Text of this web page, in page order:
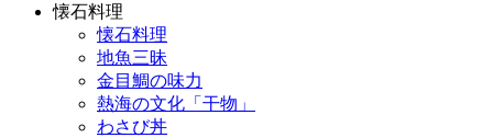
懐石料理
懐石料理
地魚三昧
金目鯛の味力
熱海の文化「干物」
わさび丼